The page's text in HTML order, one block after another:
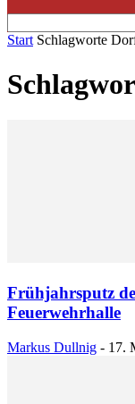
Start Schlagworte
Frühjahrsputz
Feuerwehrhalle
Markus Dullnig - 17.